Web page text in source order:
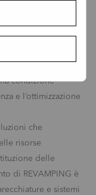
tua
condizione
e l’ottimizzazione
che
risorse
delle
di REVAMPING è
e sistemi